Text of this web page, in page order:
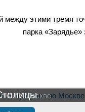
между этими тремя
парка
по Москве